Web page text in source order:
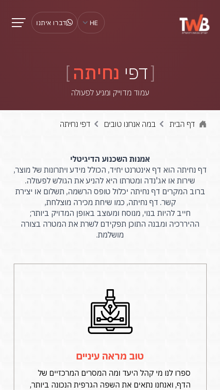
HE דברו איתנו
דפי נחיתה
עמוד מדוייק ומניע לפעולה
דף הבית במה אנחנו טובים דפי נחיתה
אמנות השכנוע הדיגיטלי
דף נחיתה הוא דף אינטרנט יחיד, הכולל מידע ויתרונות של מוצר,
שירות או אג'נדה ומטרתו היא להניע את הגולש לפעולה.
ברוב המקרים דף נחיתה יכלול טופס הרשמה, תשלום או יצירת
קשר. דף נחיתה, כמו שיחת מכירה מוצלחת,
חייב להיות בנוי, מנוסח ומעוצב באופן המדויק ביותר;
ההיררכיה ומבנה התוכן תפקידם לשרת את המטרה בצורה
מושלמת.
טוב מראה עיניים
ספרו לנו מי קהל היעד ומה המסרים המרכזיים של
הדף, ואנחנו נתאים את השפה הגרפית הנכונה ביותר,